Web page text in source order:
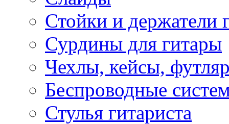
Стойки и держатели
Сурдины для гитары
Чехлы, кейсы,
Беспроводные
Стулья гитариста